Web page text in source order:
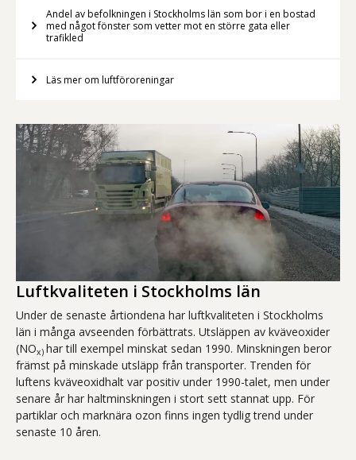
Andel av befolkningen i Stockholms län som bor i en bostad
med något fönster som vetter mot en större gata eller
trafikled
Läs mer om luftföroreningar
Luftkvaliteten i Stockholms län
Under de senaste årtiondena har luftkvaliteten i Stockholms
län i många avseenden förbättrats. Utsläppen av kväveoxider
(NOx) har till exempel minskat sedan 1990. Minskningen beror
främst på minskade utsläpp från transporter. Trenden för
luftens kväveoxidhalt var positiv under 1990-talet, men under
senare år har haltminskningen i stort sett stannat upp. För
partiklar och marknära ozon finns ingen tydlig trend under
senaste 10 åren.